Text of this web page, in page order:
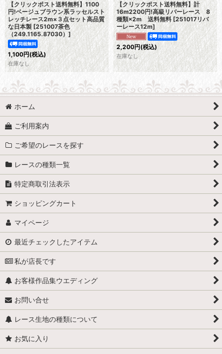
【クリックポスト送料無料】1100
円!ベージュブラウン系ラッセルスト
レッチレース2m×３点セット高品質
な日本製 [251007茶色
（249.1165.87030）]
1,100円(税込)
在庫なし
【クリックポスト送料無料】計
16m2200円!高級リバーレース 8
種類×2m 送料無料 [251017リバ
ーレース12m]
2,200円(税込)
在庫なし
ホーム
ご利用案内
ご希望のレースを探す
レースの種類一覧
特定商取引法表示
ショッピングカート
マイページ
最近チェックしたアイテム
私が店長です
お客様作品集ウエディング
お問い合せ
レース生地の種類について
お気に入り